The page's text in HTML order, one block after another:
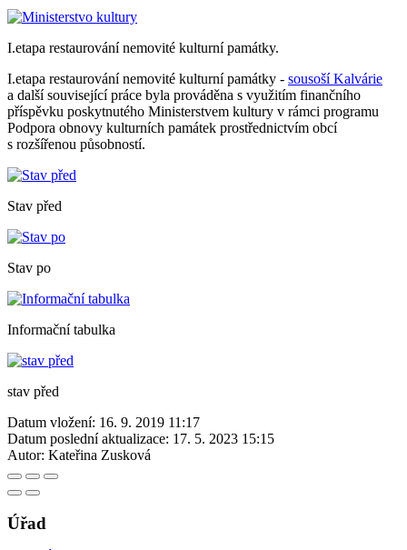
I.etapa restaurování nemovité kulturní památky.
I.etapa restaurování nemovité kulturní památky - sousoší Kalvárie
a další související práce byla prováděna s využitím finančního
příspěvku poskytnutého Ministerstvem kultury v rámci programu
Podpora obnovy kulturních památek prostřednictvím obcí
s rozšířenou působností.
Stav před
Stav po
Informační tabulka
stav před
Datum vložení: 16. 9. 2019 11:17
Datum poslední aktualizace: 17. 5. 2023 15:15
Autor: Kateřina Zusková
Úřad